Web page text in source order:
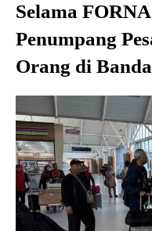
Selama
Penumpang
Orang di